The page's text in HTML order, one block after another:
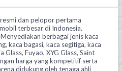
dan pelopor pertama
terbesar di Indonesia.
berbagai jenis kaca
kaca bagasi, kaca segitiga, kaca
Glass, Fuyao, XYG Glass, Saint
harga yang kompetitif serta
didukung oleh tenaga ahli